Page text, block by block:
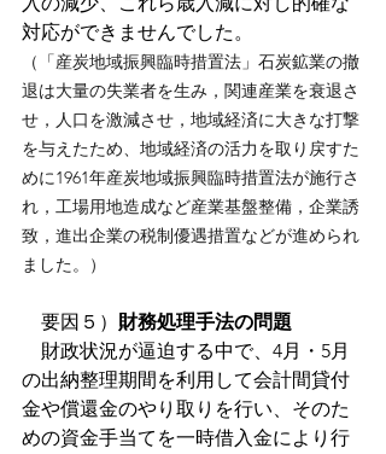
対応ができませんでした。
（「産炭地域振興臨時措置法」石炭鉱業の撤
退は大量の失業者を生み，関連産業を衰退さ
せ，人口を激減させ，地域経済に大きな打撃
を与えたため、地域経済の活力を取り戻すた
めに1961年産炭地域振興臨時措置法が施行さ
れ，工場用地造成など産業基盤整備，企業誘
致，進出企業の税制優遇措置などが進められ
ました。）
要因５） 財務処理手法の問題
財政状況が逼迫する中で、4月・5月
の出納整理期間を利用して会計間貸付
金や償還金のやり取りを行い、そのた
めの資金手当てを一時借入金により行